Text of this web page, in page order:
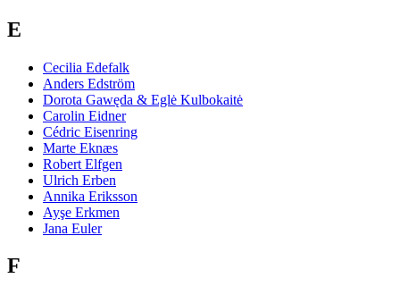
E
Cecilia Edefalk
Anders Edström
Dorota Gawęda & Eglė Kulbokaitė
Carolin Eidner
Cédric Eisenring
Marte Eknæs
Robert Elfgen
Ulrich Erben
Annika Eriksson
Ayşe Erkmen
Jana Euler
F